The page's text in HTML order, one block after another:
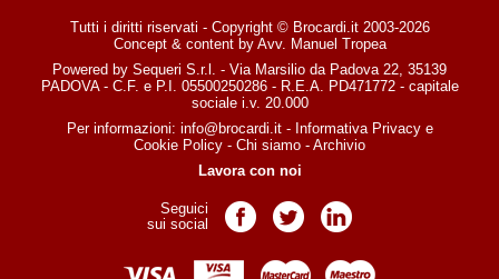
Tutti i diritti riservati - Copyright © Brocardi.it 2003-2026
Concept & content by Avv. Manuel Tropea
Powered by Sequeri S.r.l. - Via Marsilio da Padova 22, 35139
PADOVA - C.F. e P.I. 05500250286 - R.E.A. PD471772 - capitale
sociale i.v. 20.000
Per informazioni: info@brocardi.it- Informativa Privacye
Cookie Policy - Chi siamo - Archivio
Lavora con noi
Seguici
sui social
Pagina Facebook
Pagina TwitterPagina LinkedIn